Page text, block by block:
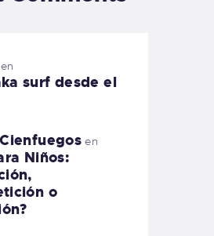
en
surf desde el
en
Niños:
o